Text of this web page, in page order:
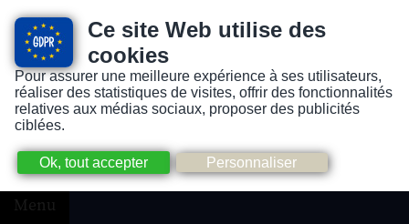
Ce site Web utilise des
cookies
Pour assurer une meilleure expérience à ses utilisateurs,
réaliser des statistiques de visites, offrir des fonctionnalités
relatives aux médias sociaux, proposer des publicités
ciblées.
Version pour personnes mal-voyantes ou non-voyantes
Menu